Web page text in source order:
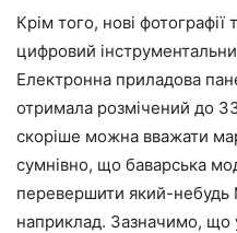
Крім того, нові
цифровий
Електронна приладова
отримала розмічений до
скоріше можна вважати
сумнівно, що баварська
перевершити який-небудь
наприклад. Зазначимо, що